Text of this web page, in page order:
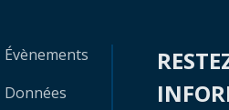
Évènements
Données